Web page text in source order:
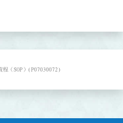
程（SOP）(P07030072)